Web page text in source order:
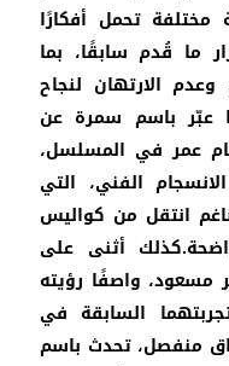
تحمل أفكارًا
ما قُدم سابقًا، بما
الارتهان لنجاح
عبّر باسم سمرة عن
عمر في المسلسل،
الفني، التي
انتقل من كواليس
أثنى على
مسعود، واصفًا رؤيته
السابقة في
منفصل، تحدث باسم